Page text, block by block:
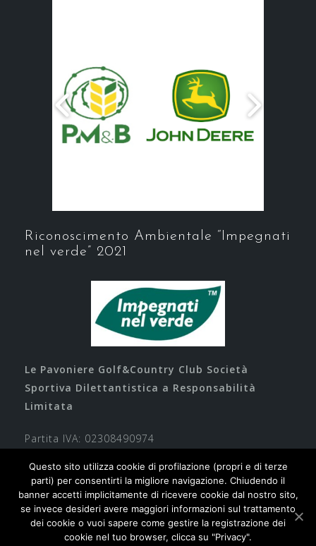
Riconoscimento Ambientale “Impegnati
nel verde” 2021
Le Pavoniere Golf&Country Club Società
Sportiva Dilettantistica a Responsabilità
Limitata
Partita IVA: 02308490974
Contatti Privacy Cookie
Questo sito utilizza cookie di profilazione (propri e di terze
parti) per consentirti la migliore navigazione. Chiudendo il
banner accetti implicitamente di ricevere cookie dal nostro sito,
se invece desideri avere maggiori informazioni sul trattamento
dei cookie o vuoi sapere come gestire la registrazione dei
cookie nel tuo browser, clicca su "Privacy".